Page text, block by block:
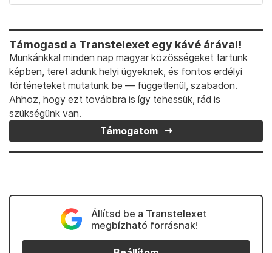
Támogasd a Transtelexet egy kávé árával!
Munkánkkal minden nap magyar közösségeket tartunk
képben, teret adunk helyi ügyeknek, és fontos erdélyi
történeteket mutatunk be — függetlenül, szabadon.
Ahhoz, hogy ezt továbbra is így tehessük, rád is
szükségünk van.
Támogatom
Állítsd be a Transtelexet
megbízható forrásnak!